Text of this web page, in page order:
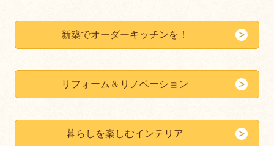
新築でオーダーキッチンを！
リフォーム＆リノベーション
暮らしを楽しむインテリア